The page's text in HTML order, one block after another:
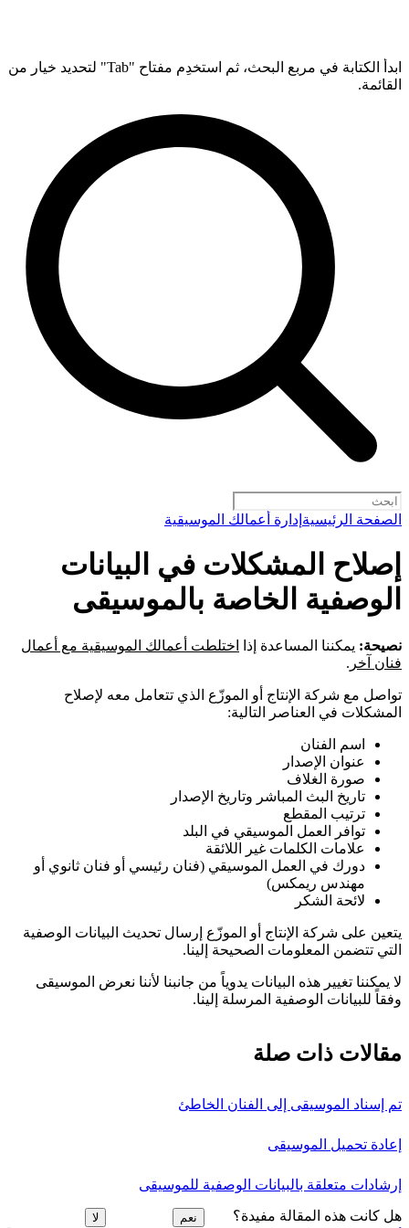
ابدأ الكتابة في مربع البحث، ثم استخدِم مفتاح "Tab" لتحديد خيار من
القائمة.
الصفحة الرئيسية إدارة أعمالك الموسيقية
إصلاح المشكلات في البيانات
الوصفية الخاصة بالموسيقى
نصيحة: يمكننا المساعدة إذا
اختلطت أعمالك الموسيقية مع أعمال
فنان آخر .
تواصل مع شركة الإنتاج أو الموزّع الذي تتعامل معه لإصلاح
المشكلات في العناصر التالية:
اسم الفنان
عنوان الإصدار
صورة الغلاف
تاريخ البث المباشر وتاريخ الإصدار
ترتيب المقطع
توافر العمل الموسيقي في البلد
علامات الكلمات غير اللائقة
دورك في العمل الموسيقي (فنان رئيسي أو فنان ثانوي أو
مهندس ريمكس)
لائحة الشكر
يتعين على شركة الإنتاج أو الموزّع إرسال تحديث البيانات الوصفية
التي تتضمن المعلومات الصحيحة إلينا.
لا يمكننا تغيير هذه البيانات يدوياً من جانبنا لأننا نعرض الموسيقى
وفقاً للبيانات الوصفية المرسلة إلينا.
مقالات ذات صلة
تم إسناد الموسيقى إلى الفنان الخاطئ
إعادة تحميل الموسيقى
إرشادات متعلقة بالبيانات الوصفية للموسيقى
هل كانت هذه المقالة مفيدة؟ نعم لا